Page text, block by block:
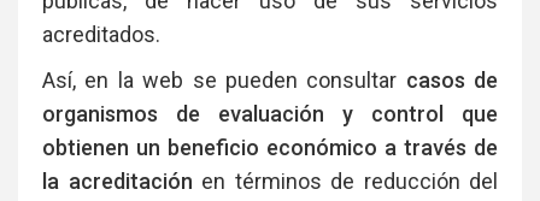
acreditados.
Así, en la web se pueden consultar casos de
organismos de evaluación y control que
obtienen un beneficio económico a través de
la acreditación en términos de reducción del